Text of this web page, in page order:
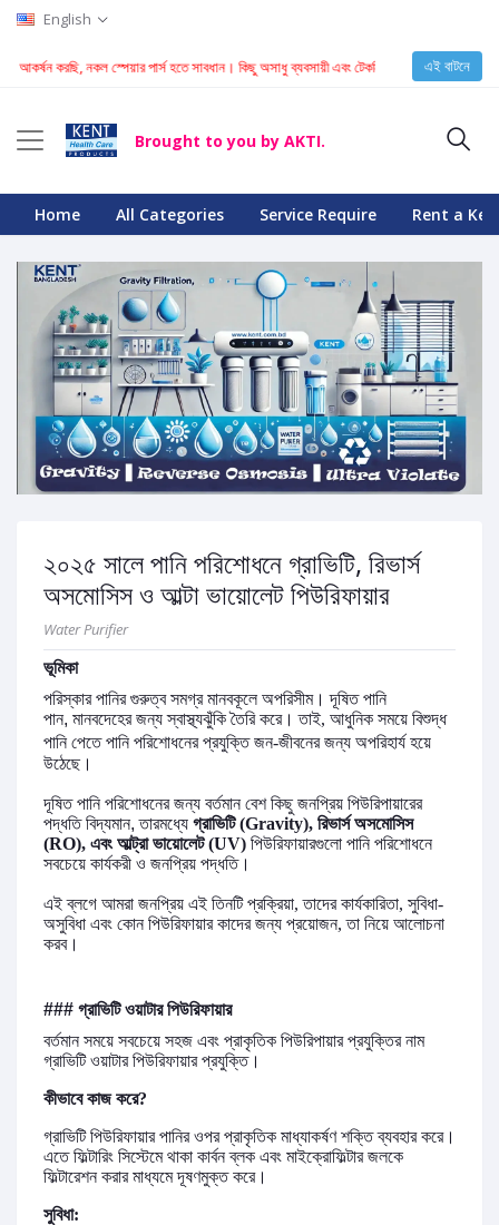
English
করছি, নকল স্পেয়ার পার্স হতে সাবধান। কিছু অসাধু ব্যবসায়ী এবং টেকনিশিয়ান KENT মেশিনে নকল
এই বাটনে
Brought to you by AKTI.
Home All Categories Service Require Rent a
২০২৫ সালে পানি পরিশোধনে গ্রাভিটি, রিভার্স
অসমোসিস ও আল্টা ভায়োলেট পিউরিফায়ার
Water Purifier
ভূমিকা
পরিস্কার পানির গুরুত্ব সমগ্র মানবকূলে অপরিসীম। দূষিত পানি
পান, মানবদেহের জন্য স্বাস্থ্যঝুঁকি তৈরি করে। তাই, আধুনিক সময়ে বিশুদ্ধ
পানি পেতে পানি পরিশোধনের প্রযুক্তি জন-জীবনের জন্য অপরিহার্য হয়ে
উঠেছে।
দূষিত পানি পরিশোধনের জন্য বর্তমান বেশ কিছু জনপ্রিয় পিউরিপায়ারের
পদ্ধতি বিদ্যমান, তারমধ্যে গ্রাভিটি(Gravity), রিভার্স অসমোসিস
(RO), এবং আল্ট্রা ভায়োলেট(UV) পিউরিফায়ারগুলো পানি পরিশোধনে
সবচেয়ে কার্যকরী ও জনপ্রিয় পদ্ধতি।
এই ব্লগে আমরা জনপ্রিয় এই তিনটি প্রক্রিয়া,তাদের কার্যকারিতা, সুবিধা-
অসুবিধা এবং কোন পিউরিফায়ার কাদের জন্য প্রয়োজন,তা নিয়ে আলোচনা
করব।
### গ্রাভিটি ওয়াটার পিউরিফায়ার
বর্তমান সময়ে সবচেয়ে সহজ এবং প্রাকৃতিক পিউরিপায়ার প্রযুক্তির নাম
গ্রাভিটি ওয়াটার পিউরিফায়ার প্রযুক্তি।
কীভাবে কাজ করে?
গ্রাভিটি পিউরিফায়ার পানির ওপর প্রাকৃতিক মাধ্যাকর্ষণ শক্তি ব্যবহার করে।
এতে ফিল্টারিং সিস্টেমে থাকা কার্বন ব্লক এবং মাইক্রোফিল্টার জলকে
ফিল্টারেশন করার মাধ্যমে দূষণমুক্ত করে।
সুবিধা: